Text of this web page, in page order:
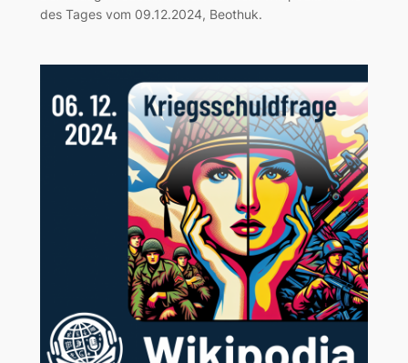
des Tages vom 09.12.2024, Beothuk.